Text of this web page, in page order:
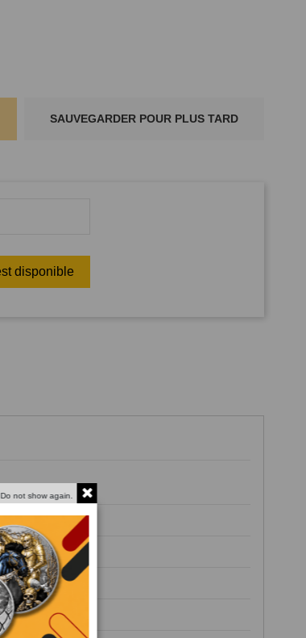
SAUVEGARDER POUR PLUS TARD
Do not show again.